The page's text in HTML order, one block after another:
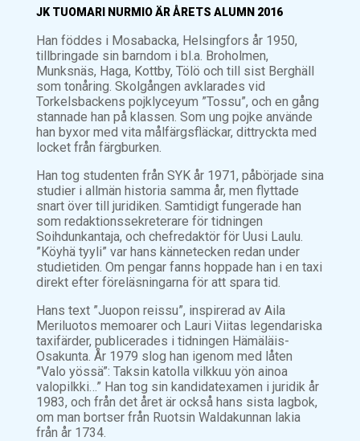
JK TUOMARI NURMIO ÄR ÅRETS ALUMN 2016
Han föddes i Mosabacka, Helsingfors år 1950,
tillbringade sin barndom i bl.a. Broholmen,
Munksnäs, Haga, Kottby, Tölö och till sist Berghäll
som tonåring. Skolgången avklarades vid
Torkelsbackens pojklyceyum ”Tossu”, och en gång
stannade han på klassen. Som ung pojke använde
han byxor med vita målfärgsfläckar, dittryckta med
locket från färgburken.
Han tog studenten från SYK år 1971, påbörjade sina
studier i allmän historia samma år, men flyttade
snart över till juridiken. Samtidigt fungerade han
som redaktionssekreterare för tidningen
Soihdunkantaja, och chefredaktör för Uusi Laulu.
”Köyhä tyyli” var hans kännetecken redan under
studietiden. Om pengar fanns hoppade han i en taxi
direkt efter föreläsningarna för att spara tid.
Hans text ”Juopon reissu”, inspirerad av Aila
Meriluotos memoarer och Lauri Viitas legendariska
taxifärder, publicerades i tidningen Hämäläis-
Osakunta. År 1979 slog han igenom med låten
”Valo yössä”: Taksin katolla vilkkuu yön ainoa
valopilkki…” Han tog sin kandidatexamen i juridik år
1983, och från det året är också hans sista lagbok,
om man bortser från Ruotsin Waldakunnan lakia
från år 1734.